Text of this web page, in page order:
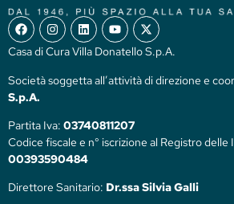
Casa di Cura Villa Donatello S.p.A.
Società soggetta all’attività di direzione e
S.p.A.
Partita Iva: 03740811207
Codice fiscale e n° iscrizione al Registro delle
00393590484
Direttore Sanitario: Dr.ssa Silvia Galli